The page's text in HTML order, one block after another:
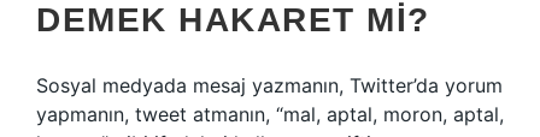
DEMEK HAKARET MI?
Sosyal medyada mesaj yazmanın, Twitter’da yorum
yapmanın, tweet atmanın, “mal, aptal, moron, aptal,